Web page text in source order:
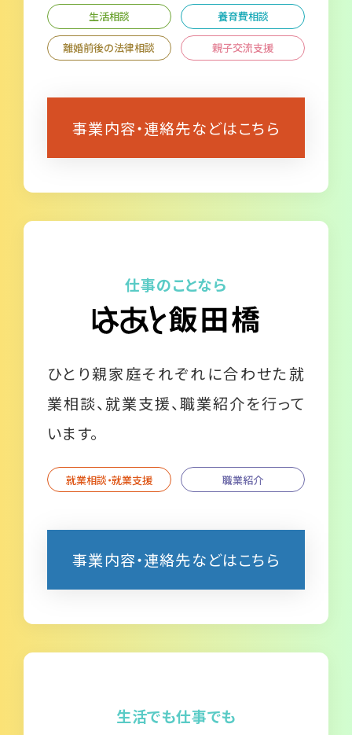
生活相談 養育費相談
離婚前後の法律相談 親子交流支援
事業内容・連絡先などはこちら
仕事のことなら
ひとり親家庭それぞれに合わせた就
業相談、就業支援、職業紹介を行って
います。
就業相談・就業支援 職業紹介
事業内容・連絡先などはこちら
生活でも仕事でも